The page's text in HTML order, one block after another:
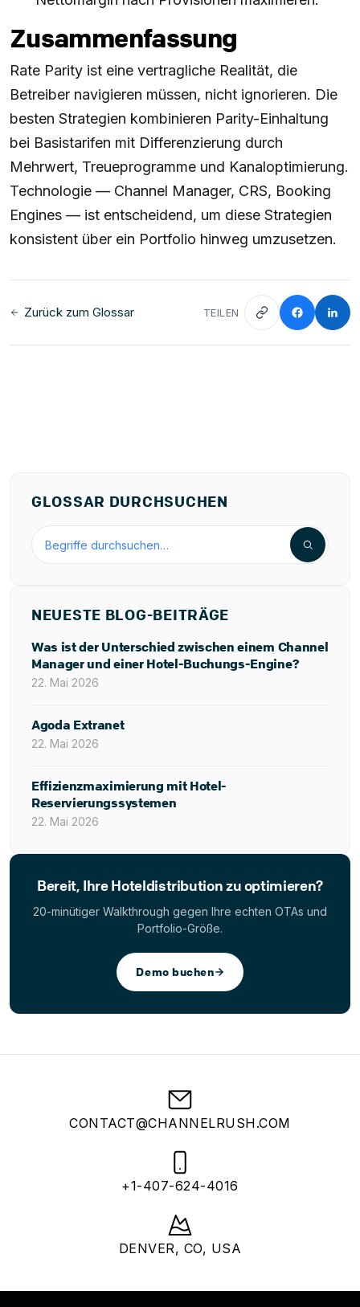
Zusammenfassung
Rate Parity ist eine vertragliche Realität, die
Betreiber navigieren müssen, nicht ignorieren. Die
besten Strategien kombinieren Parity-Einhaltung
bei Basistarifen mit Differenzierung durch
Mehrwert, Treueprogramme und Kanaloptimierung.
Technologie — Channel Manager, CRS, Booking
Engines — ist entscheidend, um diese Strategien
konsistent über ein Portfolio hinweg umzusetzen.
Zurück zum Glossar TEILEN
GLOSSAR DURCHSUCHEN
Hotellerie-Glossar durchsuchen
NEUESTE BLOG-BEITRÄGE
Was ist der Unterschied zwischen einem Channel
Manager und einer Hotel-Buchungs-Engine?
22. Mai 2026
Agoda Extranet
22. Mai 2026
Effizienzmaximierung mit Hotel-
Reservierungssystemen
22. Mai 2026
Bereit, Ihre Hoteldistribution zu optimieren?
20-minütiger Walkthrough gegen Ihre echten OTAs und
Portfolio-Größe.
Demo buchen
CONTACT@CHANNELRUSH.COM
+1-407-624-4016
DENVER, CO, USA